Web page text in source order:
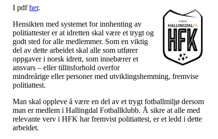
I pdfher.
Hensikten med systemet for innhenting av
politiattester er at idretten skal være et trygt og
godt sted for alle medlemmer. Som en viktig
del av dette arbeidet skal alle som utfører
oppgaver i norsk idrett, som innebærer et
ansvars – eller tillitsforhold overfor
mindreårige eller personer med utviklingshemming, fremvise
politiattest.
Man skal oppleve å være en del av et trygt fotballmiljø dersom
man er medlem i Hallingdal Fotballklubb. Å sikre at alle med
relevante verv i HFK har fremvist politiattest, er et ledd i dette
arbeidet.